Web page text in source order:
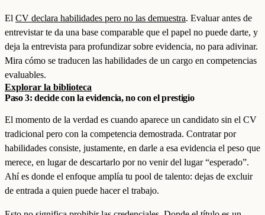
El CV declara habilidades pero no las demuestra. Evaluar antes de
entrevistar te da una base comparable que el papel no puede darte, y
deja la entrevista para profundizar sobre evidencia, no para adivinar.
Mira cómo se traducen las habilidades de un cargo en competencias
evaluables.
Explorar la biblioteca
Paso 3: decide con la evidencia, no con el prestigio
El momento de la verdad es cuando aparece un candidato sin el CV
tradicional pero con la competencia demostrada. Contratar por
habilidades consiste, justamente, en darle a esa evidencia el peso que
merece, en lugar de descartarlo por no venir del lugar “esperado”.
Ahí es donde el enfoque amplía tu pool de talento: dejas de excluir
de entrada a quien puede hacer el trabajo.